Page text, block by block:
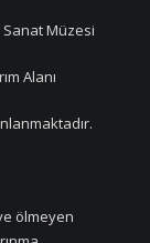
Sanat Müzesi
Alanı
ölmeyen